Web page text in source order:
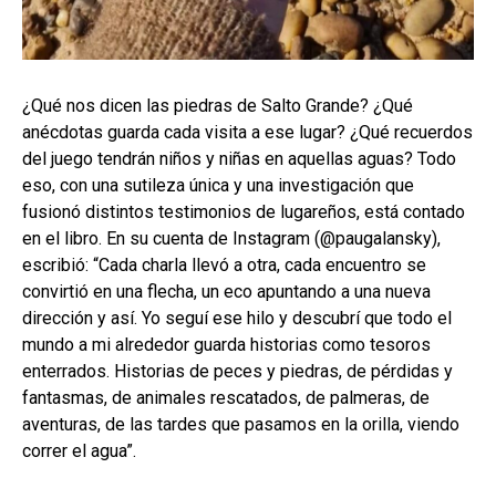
¿Qué nos dicen las piedras de Salto Grande? ¿Qué
anécdotas guarda cada visita a ese lugar? ¿Qué recuerdos
del juego tendrán niños y niñas en aquellas aguas? Todo
eso, con una sutileza única y una investigación que
fusionó distintos testimonios de lugareños, está contado
en el libro. En su cuenta de Instagram (@paugalansky),
escribió: “Cada charla llevó a otra, cada encuentro se
convirtió en una flecha, un eco apuntando a una nueva
dirección y así. Yo seguí ese hilo y descubrí que todo el
mundo a mi alrededor guarda historias como tesoros
enterrados. Historias de peces y piedras, de pérdidas y
fantasmas, de animales rescatados, de palmeras, de
aventuras, de las tardes que pasamos en la orilla, viendo
correr el agua”.